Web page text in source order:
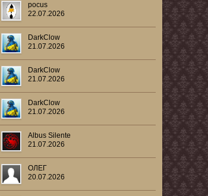
pocus
22.07.2026
DarkClow
21.07.2026
DarkClow
21.07.2026
DarkClow
21.07.2026
Albus Silente
21.07.2026
ОЛЕГ
20.07.2026